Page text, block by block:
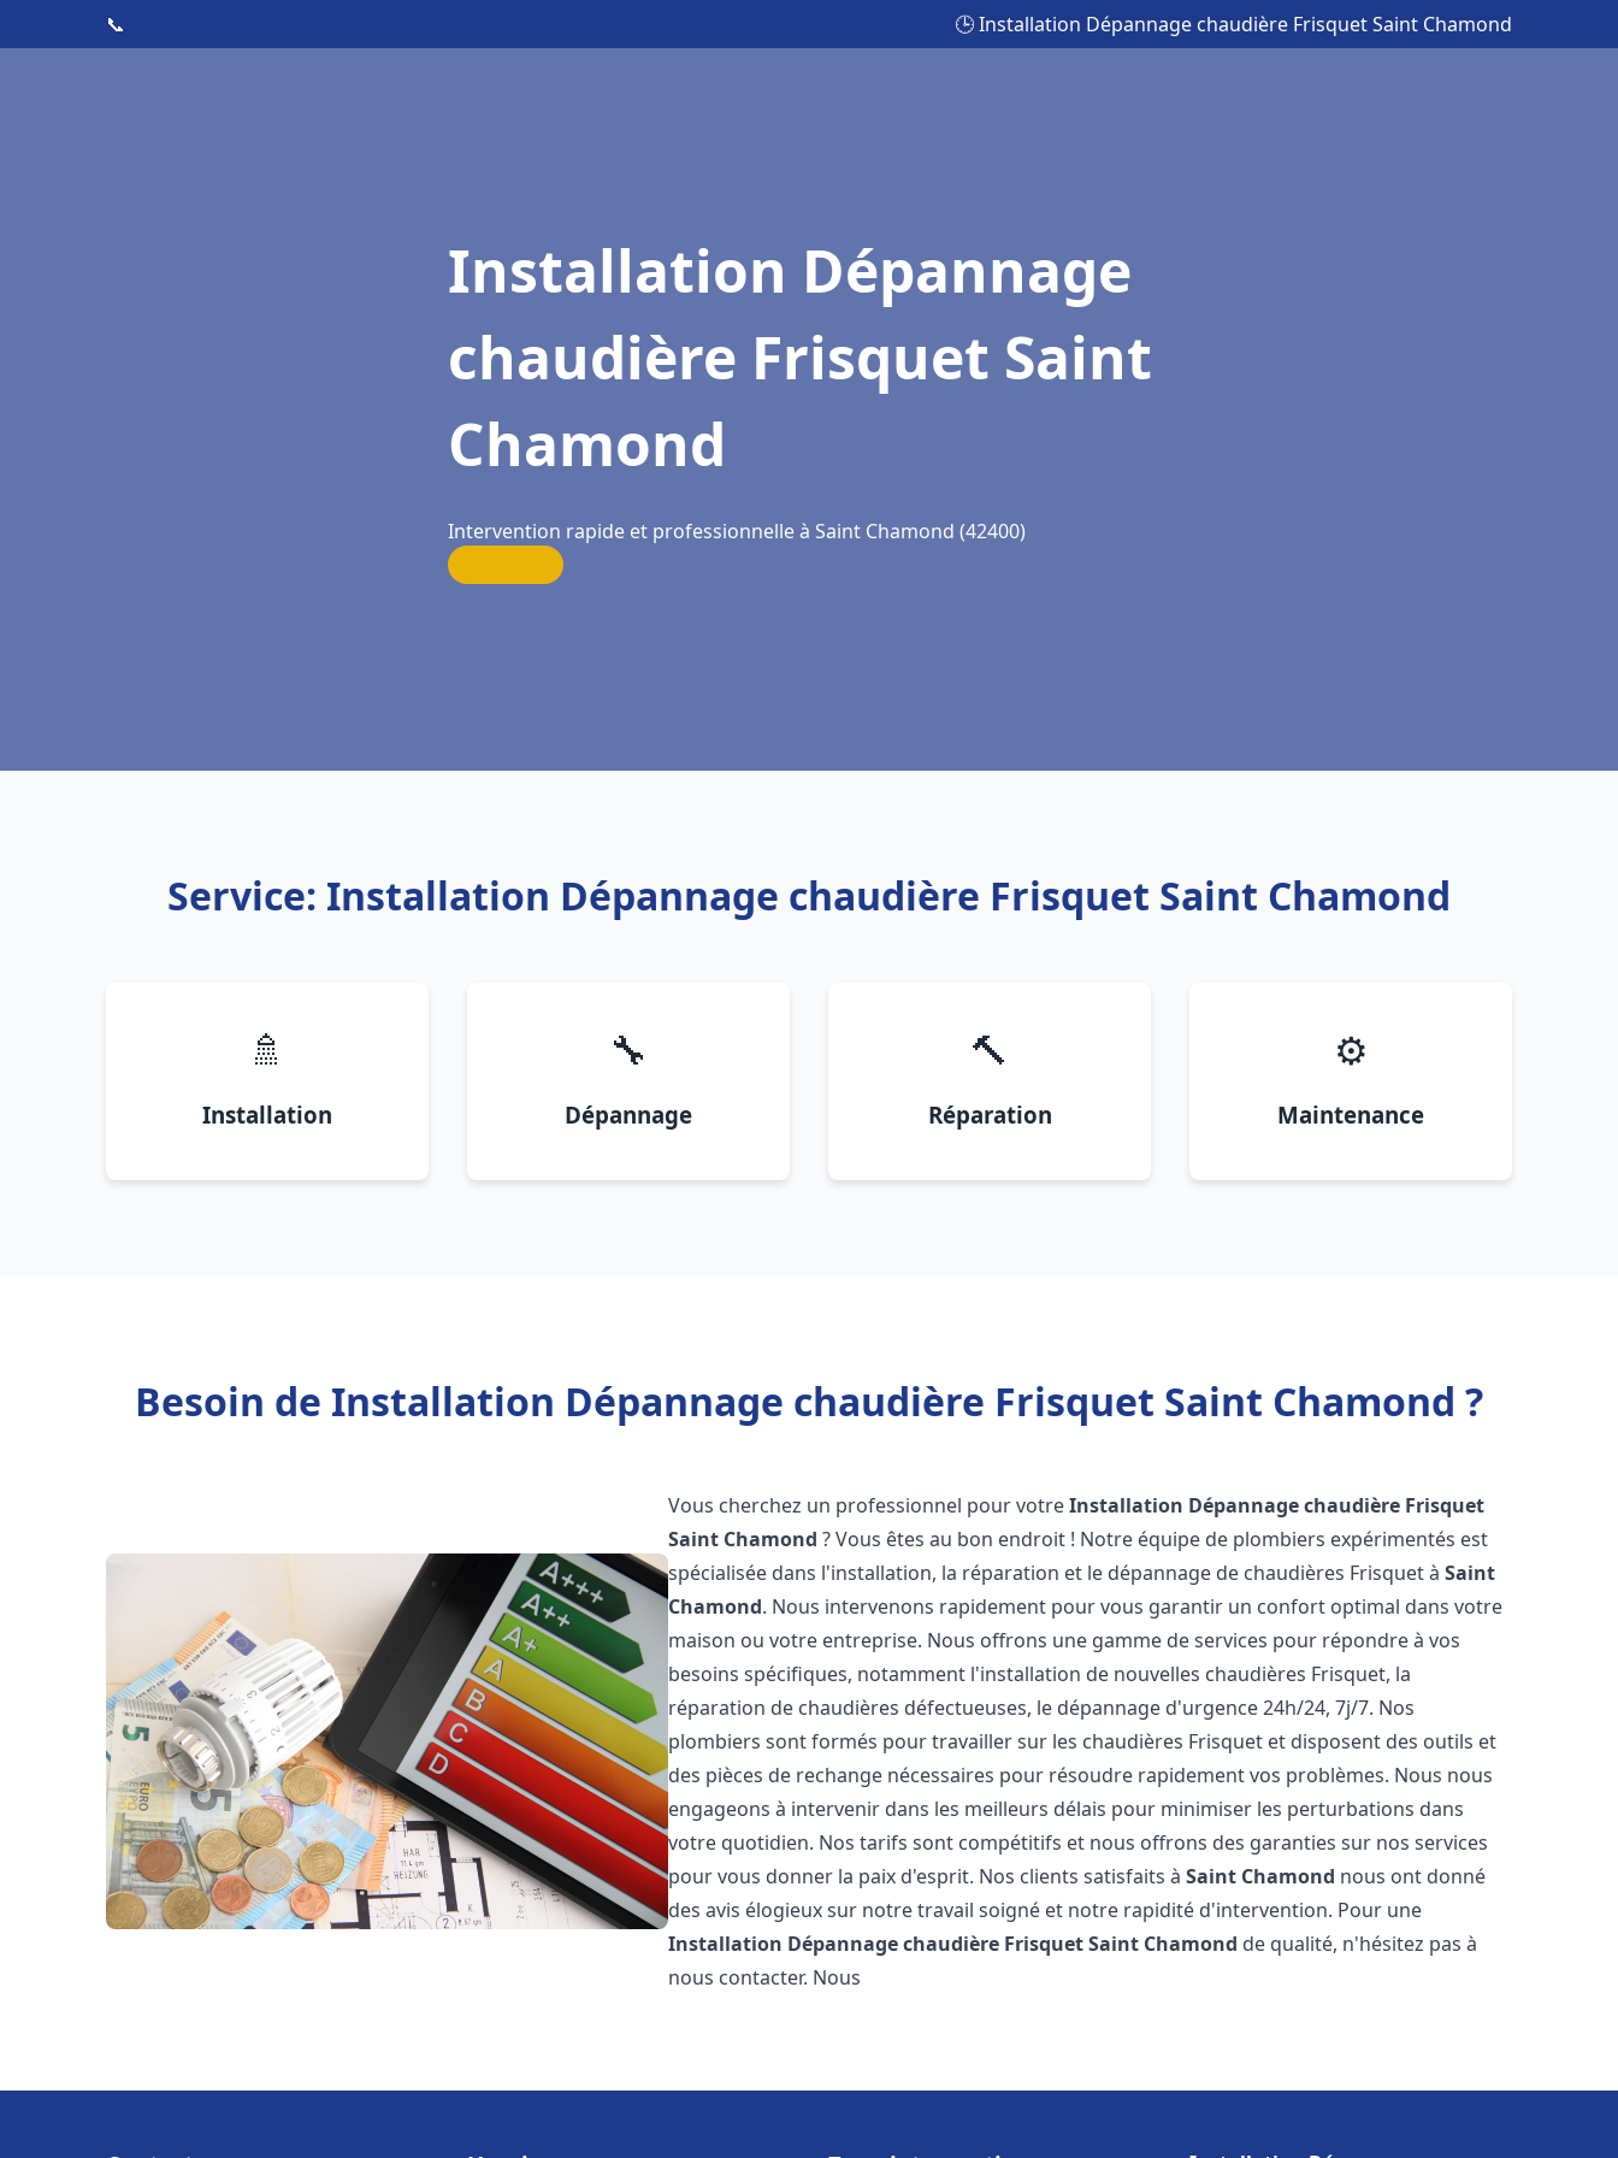
📞 🕒 Installation Dépannage chaudière Frisquet Saint Chamond
Installation Dépannage
chaudière Frisquet Saint
Chamond
Intervention rapide et professionnelle à Saint Chamond (42400)
Service: Installation Dépannage chaudière Frisquet Saint Chamond
🚿
Installation
🔧
Dépannage
🔨
Réparation
⚙️
Maintenance
Besoin de Installation Dépannage chaudière Frisquet Saint Chamond ?
Vous cherchez un professionnel pour votreInstallation Dépannage chaudière Frisquet
Saint Chamond ? Vous êtes au bon endroit ! Notre équipe de plombiers expérimentés est
spécialisée dans l'installation, la réparation et le dépannage de chaudières Frisquet àSaint
Chamond. Nous intervenons rapidement pour vous garantir un confort optimal dans votre
maison ou votre entreprise. Nous offrons une gamme de services pour répondre à vos
besoins spécifiques, notamment l'installation de nouvelles chaudières Frisquet, la
réparation de chaudières défectueuses, le dépannage d'urgence 24h/24, 7j/7. Nos
plombiers sont formés pour travailler sur les chaudières Frisquet et disposent des outils et
des pièces de rechange nécessaires pour résoudre rapidement vos problèmes. Nous nous
engageons à intervenir dans les meilleurs délais pour minimiser les perturbations dans
votre quotidien. Nos tarifs sont compétitifs et nous offrons des garanties sur nos services
pour vous donner la paix d'esprit. Nos clients satisfaits àSaint Chamond nous ont donné
des avis élogieux sur notre travail soigné et notre rapidité d'intervention. Pour une
Installation Dépannage chaudière FrisquetSaint Chamond de qualité, n'hésitez pas à
nous contacter. Nous